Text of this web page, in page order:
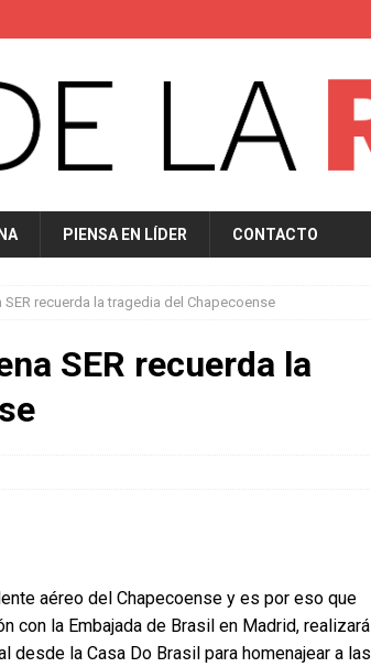
PIENSA EN LÍDER CONTACTO
SER recuerda la tragedia del Chapecoense
SER recuerda la
aéreo del Chapecoense y es por eso que
con la Embajada de Brasil en Madrid, realizará
la Casa Do Brasil para homenajear a las